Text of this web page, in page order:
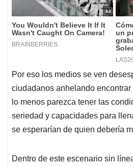
Por eso los medios se ven
ciudadanos anhelando
lo menos parezca tener las
seriedad y capacidades para
se esperarían de quien debería
Dentro de este escenario sin